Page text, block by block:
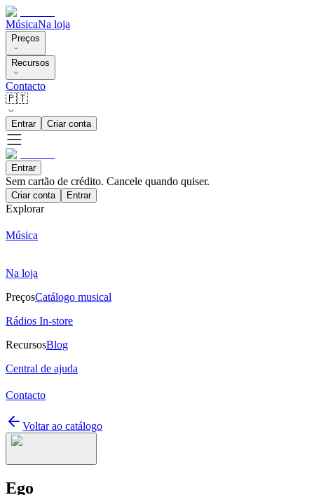
MúsicaNa loja
Preços
Recursos
Contacto
🇵🇹
Entrar Criar conta
Entrar
Sem cartão de crédito. Cancele quando quiser.
Criar conta Entrar
Explorar
Música
Na loja
PreçosCatálogo musical
Rádios In-store
RecursosBlog
Central de ajuda
Contacto
Voltar ao catálogo
Ego